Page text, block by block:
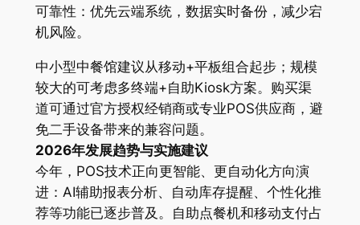
可靠性：优先云端系统，数据实时备份，减少宕
机风险。
中小型中餐馆建议从移动+平板组合起步；规模
较大的可考虑多终端+自助Kiosk方案。购买渠
道可通过官方授权经销商或专业POS供应商，避
免二手设备带来的兼容问题。
2026年发展趋势与实施建议
今年，POS技术正向更智能、更自动化方向演
进：AI辅助报表分析、自动库存提醒、个性化推
荐等功能已逐步普及。自助点餐机和移动支付占